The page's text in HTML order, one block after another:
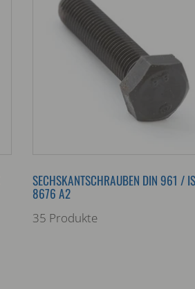
SECHSKANTSCHRAUBEN DIN 961 /
8676 A2
35 Produkte